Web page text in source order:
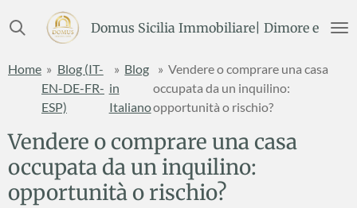
al
principale
Domus Sicilia Immobiliare| Dimore e
Home » Blog (IT-
EN-DE-FR-
ESP)
» Blog
in
Italiano
» Vendere o comprare una casa
occupata da un inquilino:
opportunità o rischio?
Vendere o comprare una casa
occupata da un inquilino:
opportunità o rischio?